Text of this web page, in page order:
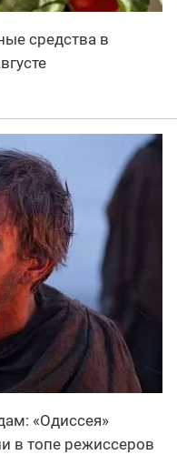
средства в
«Одиссея»
в топе режиссеров